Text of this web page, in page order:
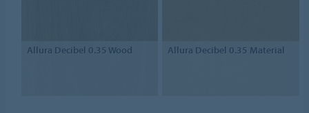
Allura Decibel 0.35 Wood Allura Decibel 0.35 Material